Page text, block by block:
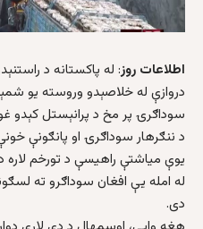
اطلاعات روز: له پاکستانه د
دروازې له خلاصېدو وروسته یو
سوداګرۍ پر مخ د پرانېستل کېدو
د ننګرهار سوداګرۍ او پانګونې
یوې میاشتې راهیسې د تورخم
له امله یې افغان سوداګرو ته
دی.